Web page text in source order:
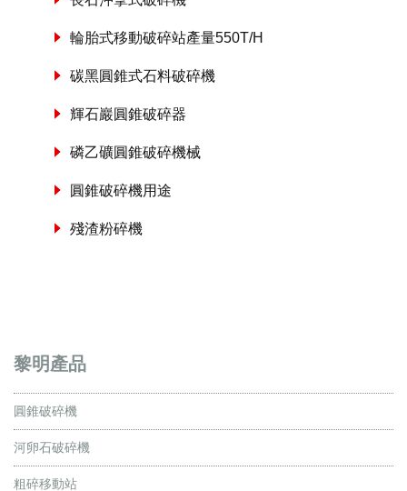
輪胎式移動破碎站產量550T/H
碳黑圓錐式石料破碎機
輝石巖圓錐破碎器
磷乙礦圓錐破碎機械
圓錐破碎機用途
殘渣粉碎機
黎明產品
圓錐破碎機
河卵石破碎機
粗碎移動站